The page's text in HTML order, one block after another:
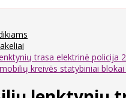
trasa elektrinė policija
kreivės statybiniai blokai